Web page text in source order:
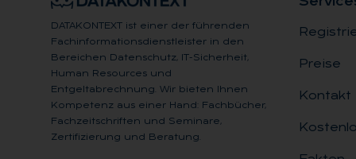
DATAKONTEXT ist einer der führenden
Fachinformationsdienstleister in den
Bereichen Datenschutz, IT-Sicherheit,
Human Resources und
Entgeltabrechnung. Wir bieten Ihnen
Kompetenz aus einer Hand: Fachbücher,
Fachzeitschriften und Seminare,
Zertifizierung und Beratung.
Preise
Kontakt